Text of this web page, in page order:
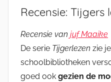
Recensie: Tijgers
Recensie van juf Maaike
De serie Tijgerlezen zie
schoolbibliotheken
goed ook gezien de